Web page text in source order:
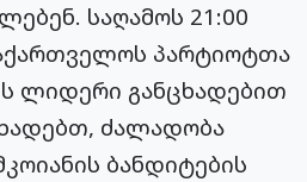
საღამოს 21:00
პარტიოტთა
ლიდერი განცხადებით
ძალადობა
ბანდიტების